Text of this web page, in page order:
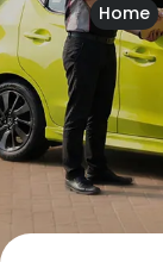
Home